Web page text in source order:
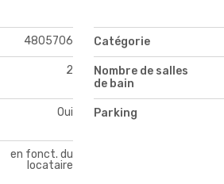
4805706 Catégorie
2
Nombre de salles
de bain
Oui Parking
en fonct. du
locataire